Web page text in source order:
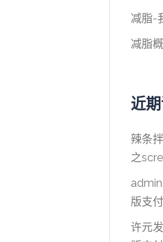
减脂-
减脂
近
辣条
之
admin
版支
许元发